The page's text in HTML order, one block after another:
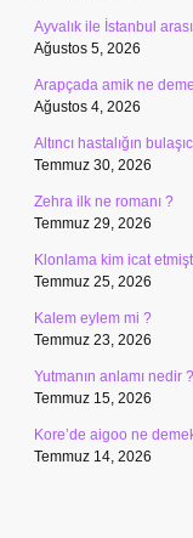
Ayvalık ile İstanbul
Ağustos 5, 2026
Arapçada amik ne
Ağustos 4, 2026
Altıncı hastalığın
Temmuz 30, 2026
Zehra ilk ne romanı ?
Temmuz 29, 2026
Klonlama kim icat
Temmuz 25, 2026
Kalem eylem mi ?
Temmuz 23, 2026
Yutmanın anlamı nedir ?
Temmuz 15, 2026
Kore’de aigoo ne
Temmuz 14, 2026